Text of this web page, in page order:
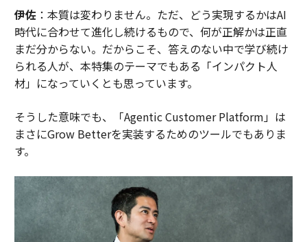
伊佐：本質は変わりません。ただ、どう実現するかはAI
時代に合わせて進化し続けるもので、何が正解かは正直
まだ分からない。だからこそ、答えのない中で学び続け
られる人が、本特集のテーマでもある「インパクト人
材」になっていくとも思っています。
そうした意味でも、「Agentic Customer Platform」は
まさにGrow Betterを実装するためのツールでもありま
す。